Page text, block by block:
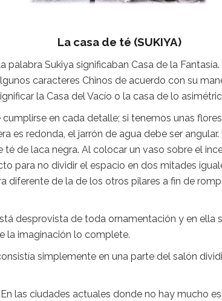
La casa de té (SUKIYA)
palabra Sukiya significaban Casa de la
caracteres Chinos de acuerdo con su
la Casa del Vacío o la casa de lo
en cada detalle; si tenemos unas
es redonda, el jarrón de agua debe ser
té de laca negra. Al colocar un vaso sobre el
para no dividir el espacio en dos mitades
diferente de la de los otros pilares a fin de
desprovista de toda ornamentación y en ella
la imaginación lo complete.
simplemente en una parte del salón
En las ciudades actuales donde no hay mucho